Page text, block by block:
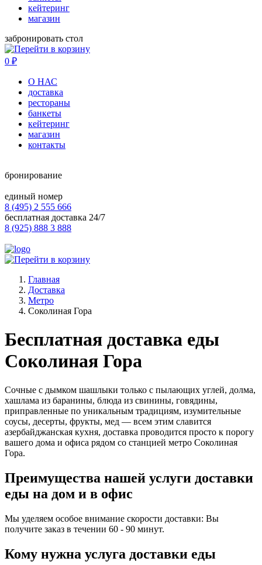
кейтеринг
магазин
забронировать стол
0 ₽
О НАС
доставка
рестораны
банкеты
кейтеринг
магазин
контакты
бронирование
единый номер
8 (495) 2 555 666
бесплатная доставка 24/7
8 (925) 888 3 888
Главная
Доставка
Метро
Соколиная Гора
Бесплатная доставка еды
Соколиная Гора
Сочные с дымком шашлыки только с пылающих углей, долма,
хашлама из баранины, блюда из свинины, говядины,
приправленные по уникальным традициям, изумительные
соусы, десерты, фрукты, мед — всем этим славится
азербайджанская кухня, доставка проводится просто к порогу
вашего дома и офиса рядом со станцией метро Соколиная
Гора.
Преимущества нашей услуги доставки
еды на дом и в офис
Мы уделяем особое внимание скорости доставки: Вы
получите заказ в течении 60 - 90 минут.
Кому нужна услуга доставки еды